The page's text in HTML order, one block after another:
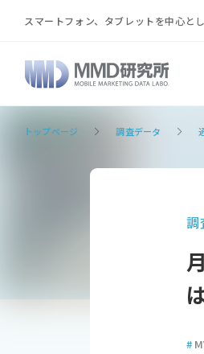
スマートフォン、タブレットを中心と
トップページ 調査データ
調
#